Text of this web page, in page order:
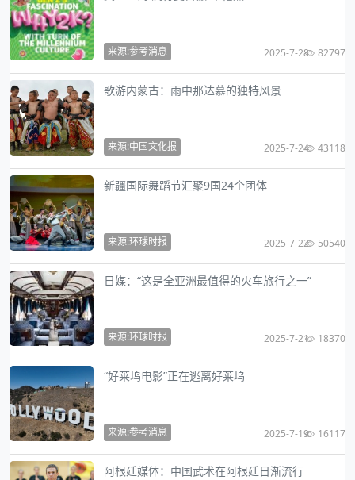
来源:参考消息 2025-7-28 82797
歌游内蒙古：雨中那达慕的独特风景
来源:中国文化报 2025-7-24 43118
新疆国际舞蹈节汇聚9国24个团体
来源:环球时报 2025-7-22 50540
日媒：“这是全亚洲最值得的火车旅行之一”
来源:环球时报 2025-7-21 18370
“好莱坞电影”正在逃离好莱坞
来源:参考消息 2025-7-19 16117
阿根廷媒体：中国武术在阿根廷日渐流行